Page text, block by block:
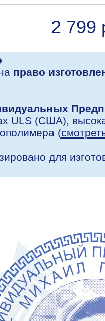
2 799
право
ULS (США),
(
для